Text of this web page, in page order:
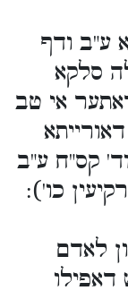
ע"ב ודף
סלקא
אי טב
קס"ח ע"ב
כו'):
לאדם